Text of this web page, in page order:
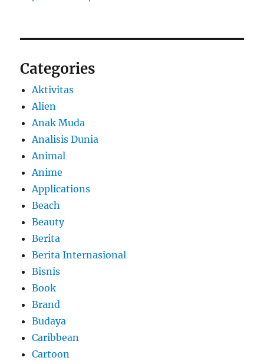
Categories
Aktivitas
Alien
Anak Muda
Analisis Dunia
Animal
Anime
Applications
Beach
Beauty
Berita
Berita Internasional
Bisnis
Book
Brand
Budaya
Caribbean
Cartoon